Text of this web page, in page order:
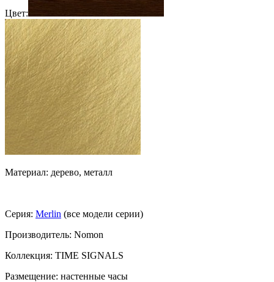
Цвет:
Материал: дерево, металл
Серия: Merlin (все модели серии)
Производитель: Nomon
Коллекция: TIME SIGNALS
Размещение: настенные часы